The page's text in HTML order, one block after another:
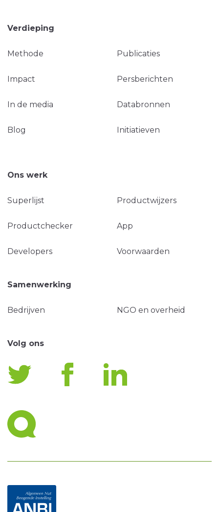
Verdieping
Methode Publicaties
Impact Persberichten
In de media Databronnen
Blog Initiatieven
Ons werk
Superlijst Productwijzers
Productchecker App
Developers Voorwaarden
Samenwerking
Bedrijven NGO en overheid
Volg ons